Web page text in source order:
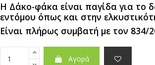
Η Δάκο-φάκα είναι παγίδα για το
εντόμου όπως και στην
Είναι πλήρως συμβατή με τον 834/
Αγορά